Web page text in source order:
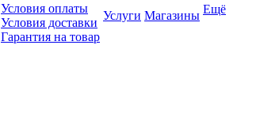
Условия оплаты
Условия доставки
Гарантия на товар
Услуги Магазины Ещё